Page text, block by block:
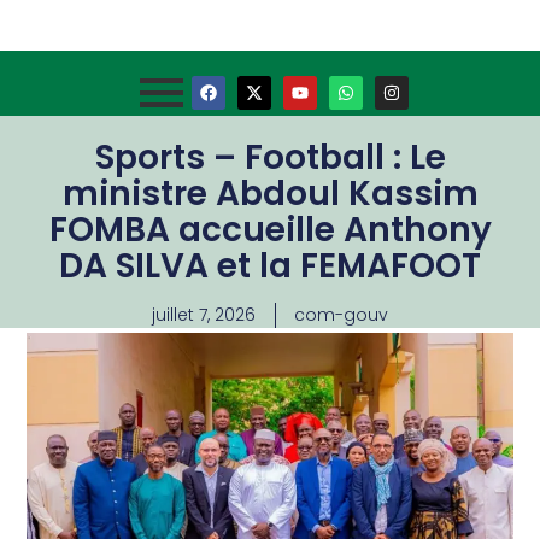
Sports – Football : Le
ministre Abdoul Kassim
FOMBA accueille Anthony
DA SILVA et la FEMAFOOT
juillet 7, 2026 com-gouv